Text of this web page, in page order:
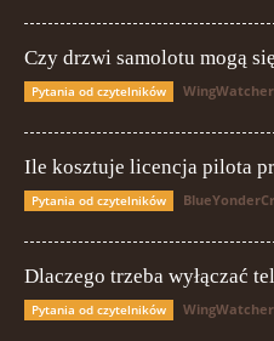
Czy drzwi samolotu mogą
Pytania od czytelników WingWatcher
Ile kosztuje licencja pilota
Pytania od czytelników
Dlaczego trzeba wyłączać
Pytania od czytelników WingWatcher